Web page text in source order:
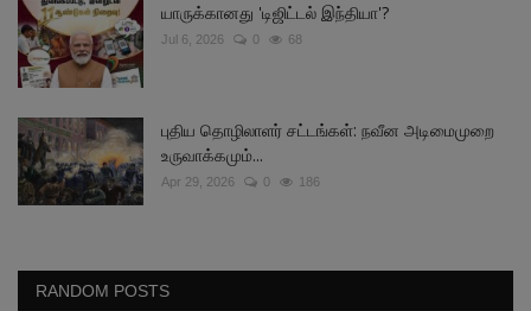
யாருக்கானது 'டிஜிட்டல் இந்தியா'?
Jul 6, 2026 0 68
புதிய தொழிலாளர் சட்டங்கள்: நவீன அடிமைமுறை
உருவாக்கமும்...
Apr 29, 2026 0 186
RANDOM POSTS